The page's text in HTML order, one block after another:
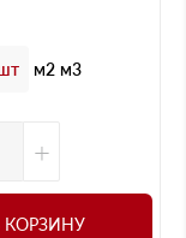
м2 м3
+
КОРЗИНУ